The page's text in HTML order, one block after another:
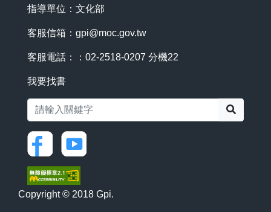
指導單位：文化部
客服信箱： gpi@moc.gov.tw
客服電話：：02-2518-0207 分機22
我要找書
Copyright © 2018 Gpi.